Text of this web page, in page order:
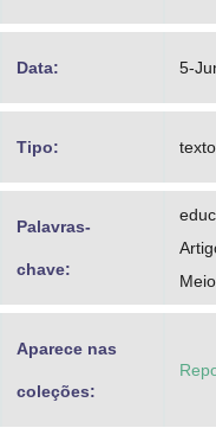
Data: 5-
Tipo: texto
Palavras-
chave:
Aparece nas
coleções: